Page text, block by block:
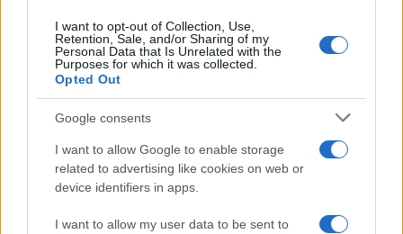
I want to opt-out of Collection, Use,
Retention, Sale, and/or Sharing of my
Personal Data that Is Unrelated with the
Purposes for which it was collected.
Opted Out
Google consents
I want to allow Google to enable storage
related to advertising like cookies on web or
device identifiers in apps.
I want to allow my user data to be sent to
H Saab πάει για διπλασιασμό της
παραγωγής των Gripen
19:20
ΕΞΕΛΙΞΗ: H Τουρκία στέλνει όλους τους
εκτοξευτές της MLRS και τους
πυραύλους ATACMS στην Ουκρανία